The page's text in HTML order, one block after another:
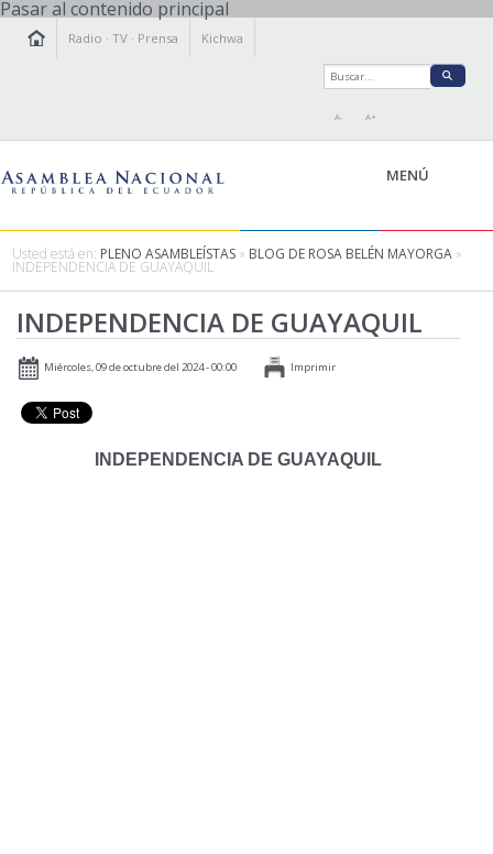
Pasar al contenido principal
Radio ·TV · Prensa Kichwa
A- A+
MENÚ
LEGISLAMOS
FISCALIZAMOS
TRANSPARENCIA
PRENSA
RELACIONES INTERNACIONALES
Usted está en: PLENO ASAMBLEÍSTAS » BLOG DE ROSA BELÉN MAYORGA »
INDEPENDENCIA DE GUAYAQUIL
INDEPENDENCIA DE GUAYAQUIL
Miércoles, 09 de octubre del 2024 - 00:00 Imprimir
INDEPENDENCIA DE GUAYAQUIL